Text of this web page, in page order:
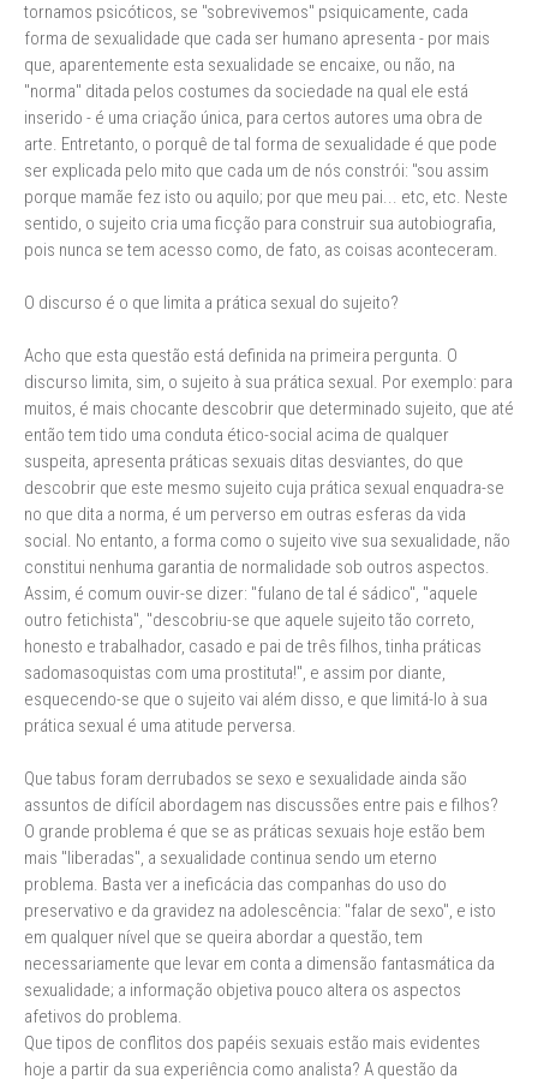
tornamos psicóticos, se "sobrevivemos" psiquicamente, cada
forma de sexualidade que cada ser humano apresenta - por mais
que, aparentemente esta sexualidade se encaixe, ou não, na
"norma" ditada pelos costumes da sociedade na qual ele está
inserido - é uma criação única, para certos autores uma obra de
arte. Entretanto, o porquê de tal forma de sexualidade é que pode
ser explicada pelo mito que cada um de nós constrói: "sou assim
porque mamãe fez isto ou aquilo; por que meu pai... etc, etc. Neste
sentido, o sujeito cria uma ficção para construir sua autobiografia,
pois nunca se tem acesso como, de fato, as coisas aconteceram.
O discurso é o que limita a prática sexual do sujeito?
Acho que esta questão está definida na primeira pergunta. O
discurso limita, sim, o sujeito à sua prática sexual. Por exemplo: para
muitos, é mais chocante descobrir que determinado sujeito, que até
então tem tido uma conduta ético-social acima de qualquer
suspeita, apresenta práticas sexuais ditas desviantes, do que
descobrir que este mesmo sujeito cuja prática sexual enquadra-se
no que dita a norma, é um perverso em outras esferas da vida
social. No entanto, a forma como o sujeito vive sua sexualidade, não
constitui nenhuma garantia de normalidade sob outros aspectos.
Assim, é comum ouvir-se dizer: "fulano de tal é sádico", "aquele
outro fetichista", "descobriu-se que aquele sujeito tão correto,
honesto e trabalhador, casado e pai de três filhos, tinha práticas
sadomasoquistas com uma prostituta!", e assim por diante,
esquecendo-se que o sujeito vai além disso, e que limitá-lo à sua
prática sexual é uma atitude perversa.
Que tabus foram derrubados se sexo e sexualidade ainda são
assuntos de difícil abordagem nas discussões entre pais e filhos?
O grande problema é que se as práticas sexuais hoje estão bem
mais "liberadas", a sexualidade continua sendo um eterno
problema. Basta ver a ineficácia das companhas do uso do
preservativo e da gravidez na adolescência: "falar de sexo", e isto
em qualquer nível que se queira abordar a questão, tem
necessariamente que levar em conta a dimensão fantasmática da
sexualidade; a informação objetiva pouco altera os aspectos
afetivos do problema.
Que tipos de conflitos dos papéis sexuais estão mais evidentes
hoje a partir da sua experiência como analista? A questão da